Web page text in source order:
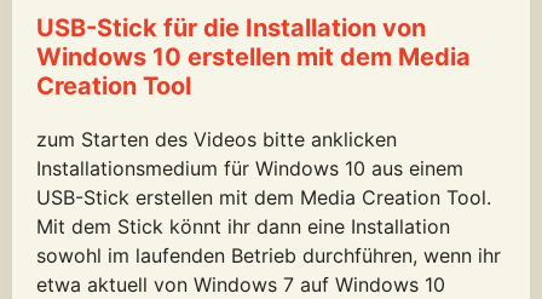
USB-Stick für die Installation von
Windows 10 erstellen mit dem Media
Creation Tool
zum Starten des Videos bitte anklicken
Installationsmedium für Windows 10 aus einem
USB-Stick erstellen mit dem Media Creation Tool.
Mit dem Stick könnt ihr dann eine Installation
sowohl im laufenden Betrieb durchführen, wenn ihr
etwa aktuell von Windows 7 auf Windows 10